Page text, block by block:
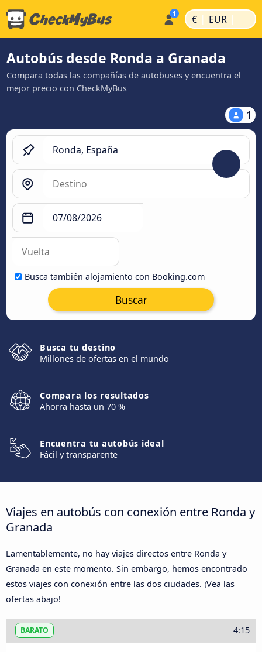
€ | EUR |
Autobús desde Ronda a Granada
Compara todas las compañías de autobuses y encuentra el
mejor precio con CheckMyBus
1
Busca también alojamiento con Booking.com
Buscar
Busca tu destino
Millones de ofertas en el mundo
Compara los resultados
Ahorra hasta un 70 %
Encuentra tu autobús ideal
Fácil y transparente
Viajes en autobús con conexión entre Ronda y
Granada
Lamentablemente, no hay viajes directos entre Ronda y
Granada en este momento. Sin embargo, hemos encontrado
estos viajes con conexión entre las dos ciudades. ¡Vea las
ofertas abajo!
BARATO 4:15